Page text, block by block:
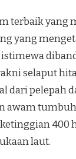
terbaik yang
yang
selaput
dari pelepah
awam
400
laut.